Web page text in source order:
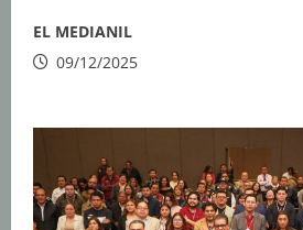
EL MEDIANIL
09/12/2025